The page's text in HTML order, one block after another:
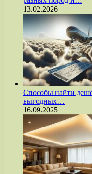
13.02.2026
Способы найти
выгодных…
16.09.2025